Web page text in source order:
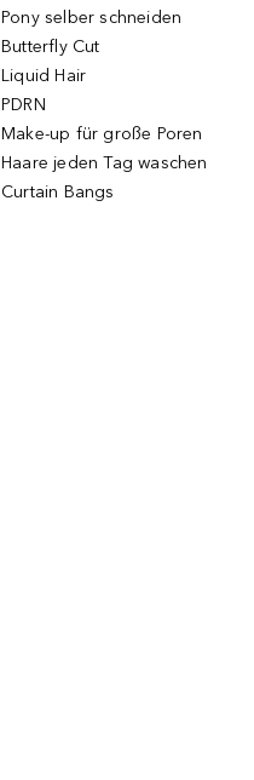
Pony selber schneiden
Butterfly Cut
Liquid Hair
PDRN
Make-up für große Poren
Haare jeden Tag waschen
Curtain Bangs